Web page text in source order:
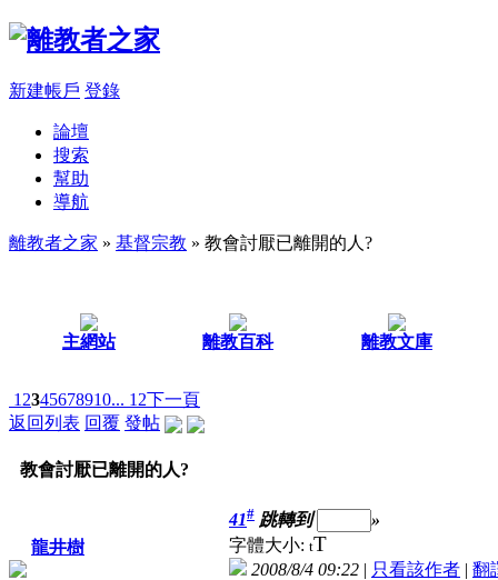
新建帳戶 登錄
論壇
搜索
幫助
導航
離教者之家 » 基督宗教 » 教會討厭已離開的人?
主網站 離教百科 離教文庫
1 2345678910... 12下一頁
返回列表 回覆 發帖
教會討厭已離開的人?
龍井樹
41# 跳轉到
»
字體大小: tT
2008/8/4 09:22 | 只看該作者 | 翻